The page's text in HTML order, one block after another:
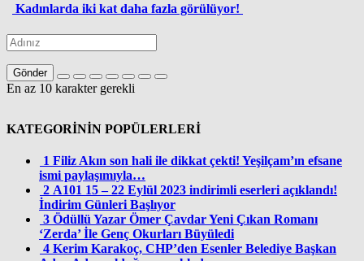
Kadınlarda iki kat daha fazla görülüyor!
Gönder
En az 10 karakter gerekli
KATEGORİNİN POPÜLERLERİ
1 Filiz Akın son hali ile dikkat çekti! Yeşilçam’ın efsane
ismi paylaşımıyla…
2 A101 15 – 22 Eylül 2023 indirimli eserleri açıklandı!
İndirim Günleri Başlıyor
3 Ödüllü Yazar Ömer Çavdar Yeni Çıkan Romanı
‘Zerda’ İle Genç Okurları Büyüledi
4 Kerim Karakoç, CHP’den Esenler Belediye Başkan